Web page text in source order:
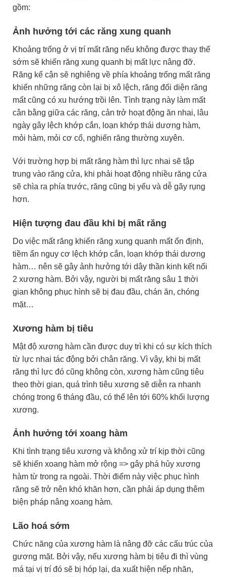
gồm:
Ảnh hưởng tới các răng xung quanh
Khoảng trống ở vị trí mất răng nếu không được thay thế
sớm sẽ khiến răng xung quanh bị mất lực nâng đỡ.
Răng kế cận sẽ nghiêng về phía khoảng trống mất răng
khiến những răng còn lại bị xô lệch, răng đối diện răng
mất cũng có xu hướng trồi lên. Tình trạng này làm mất
cân bằng giữa các răng, cản trở hoạt động ăn nhai, lâu
ngày gây lệch khớp cắn, loạn khớp thái dương hàm,
mỏi hàm, mỏi cơ cổ, nghiến răng thường xuyên.
Với trường hợp bị mất răng hàm thì lực nhai sẽ tập
trung vào răng cửa, khi phải hoạt động nhiều răng cửa
sẽ chìa ra phía trước, răng cũng bị yếu và dễ gãy rụng
hơn.
Hiện tượng đau đầu khi bị mất răng
Do việc mất răng khiến răng xung quanh mất ổn định,
tiềm ẩn nguy cơ lệch khớp cắn, loạn khớp thái dương
hàm… nên sẽ gây ảnh hưởng tới dây thần kinh kết nối
2 xương hàm. Bởi vậy, người bị mất răng sâu 1 thời
gian không phục hình sẽ bị đau đầu, chán ăn, chóng
mặt…
Xương hàm bị tiêu
Mật độ xương hàm cần được duy trì khi có sự kích thích
từ lực nhai tác động bởi chân răng. Vì vậy, khi bị mất
răng thì lực đó cũng không còn, xương hàm cũng tiêu
theo thời gian, quá trình tiêu xương sẽ diễn ra nhanh
chóng trong 6 tháng đầu, có thể lên tới 60% khối lượng
xương.
Ảnh hưởng tới xoang hàm
Khi tình trạng tiêu xương và không xử trí kịp thời cũng
sẽ khiến xoang hàm mở rộng => gây phá hủy xương
hàm từ trong ra ngoài. Thời điểm này việc phục hình
răng sẽ trở nên khó khăn hơn, cần phải áp dụng thêm
biện pháp nâng xoang hàm.
Lão hoá sớm
Chức năng của xương hàm là nâng đỡ các cấu trúc của
gương mặt. Bởi vậy, nếu xương hàm bị tiêu đi thì vùng
má tại vị trí đó sẽ bị hóp lại, da xuất hiện nếp nhăn,